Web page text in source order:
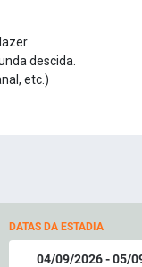
descida.
etc.)
DATAS DA ESTADIA